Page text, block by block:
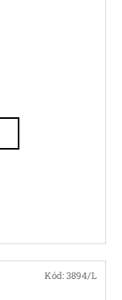
Kód: 3894/L